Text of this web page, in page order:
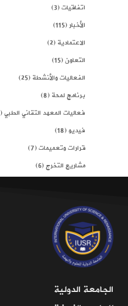
اتفاقيات(3)
الأخبار(115)
الاعتمادية(2)
التعاون(15)
الفعاليات والأنشطة(25)
برنامج لمحة(8)
فعاليات المعهد التقاني الطبي(2)
فيديو(18)
قرارات وتعميمات(7)
مشاريع التخرج(6)
الجامعة الدولية